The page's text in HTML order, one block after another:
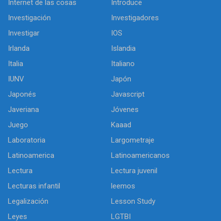
Internet de las cosas
Introduce
Investigación
Investigadores
Investigar
IOS
Irlanda
Islandia
Italia
Italiano
IUNV
Japón
Japonés
Javascript
Javeriana
Jóvenes
Juego
Kaaad
Laboratoria
Largometraje
Latinoamerica
Latinoamericanos
Lectura
Lectura juvenil
Lecturas infantil
leemos
Legalización
Lesson Study
Leyes
LGTBI